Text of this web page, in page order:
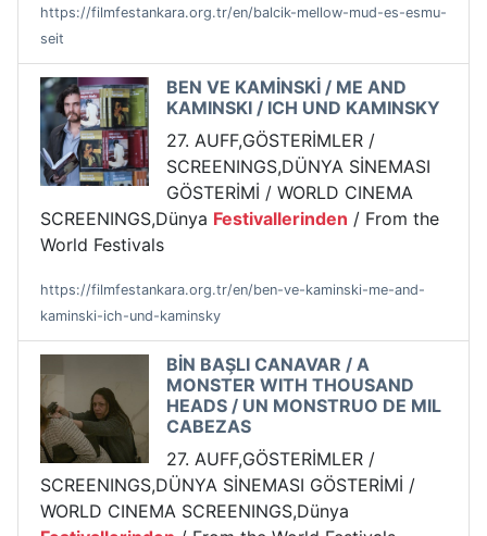
https://filmfestankara.org.tr/en/balcik-mellow-mud-es-esmu-
seit
BEN VE KAMİNSKİ / ME AND
KAMINSKI / ICH UND KAMINSKY
27. AUFF,GÖSTERİMLER /
SCREENINGS,DÜNYA SİNEMASI
GÖSTERİMİ / WORLD CINEMA
SCREENINGS,Dünya Festivallerinden / From the
World Festivals
https://filmfestankara.org.tr/en/ben-ve-kaminski-me-and-
kaminski-ich-und-kaminsky
BİN BAŞLI CANAVAR / A
MONSTER WITH THOUSAND
HEADS / UN MONSTRUO DE MIL
CABEZAS
27. AUFF,GÖSTERİMLER /
SCREENINGS,DÜNYA SİNEMASI GÖSTERİMİ /
WORLD CINEMA SCREENINGS,Dünya